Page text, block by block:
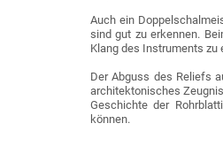
Auch ein
sind gut zu erkennen.
Klang des Instruments zu
Der Abguss des Reliefs
architektonisches
Geschichte der
können.